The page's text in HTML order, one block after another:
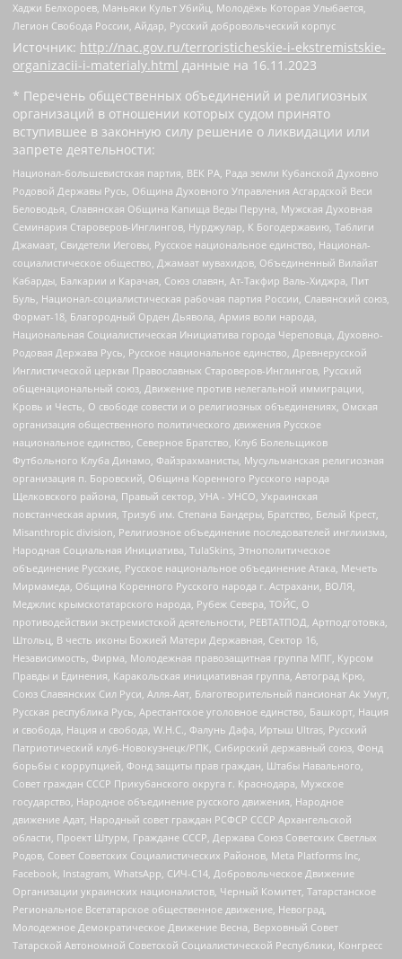
Хаджи Белхороев, Маньяки Культ Убийц, Молодёжь Которая Улыбается,
Легион Свобода России, Айдар, Русский добровольческий корпус
Источник: http://nac.gov.ru/terroristicheskie-i-ekstremistskie-
organizacii-i-materialy.html данные на 16.11.2023
* Перечень общественных объединений и религиозных
организаций в отношении которых судом принято
вступившее в законную силу решение о ликвидации или
запрете деятельности:
Национал-большевистская партия, ВЕК РА, Рада земли Кубанской Духовно
Родовой Державы Русь, Община Духовного Управления Асгардской Веси
Беловодья, Славянская Община Капища Веды Перуна, Мужская Духовная
Семинария Староверов-Инглингов, Нурджулар, К Богодержавию, Таблиги
Джамаат, Свидетели Иеговы, Русское национальное единство, Национал-
социалистическое общество, Джамаат мувахидов, Объединенный Вилайат
Кабарды, Балкарии и Карачая, Союз славян, Ат-Такфир Валь-Хиджра, Пит
Буль, Национал-социалистическая рабочая партия России, Славянский союз,
Формат-18, Благородный Орден Дьявола, Армия воли народа,
Национальная Социалистическая Инициатива города Череповца, Духовно-
Родовая Держава Русь, Русское национальное единство, Древнерусской
Инглистической церкви Православных Староверов-Инглингов, Русский
общенациональный союз, Движение против нелегальной иммиграции,
Кровь и Честь, О свободе совести и о религиозных объединениях, Омская
организация общественного политического движения Русское
национальное единство, Северное Братство, Клуб Болельщиков
Футбольного Клуба Динамо, Файзрахманисты, Мусульманская религиозная
организация п. Боровский, Община Коренного Русского народа
Щелковского района, Правый сектор, УНА - УНСО, Украинская
повстанческая армия, Тризуб им. Степана Бандеры, Братство, Белый Крест,
Misanthropic division, Религиозное объединение последователей инглиизма,
Народная Социальная Инициатива, TulaSkins, Этнополитическое
объединение Русские, Русское национальное объединение Атака, Мечеть
Мирмамеда, Община Коренного Русского народа г. Астрахани, ВОЛЯ,
Меджлис крымскотатарского народа, Рубеж Севера, ТОЙС, О
противодействии экстремистской деятельности, РЕВТАТПОД, Артподготовка,
Штольц, В честь иконы Божией Матери Державная, Сектор 16,
Независимость, Фирма, Молодежная правозащитная группа МПГ, Курсом
Правды и Единения, Каракольская инициативная группа, Автоград Крю,
Союз Славянских Сил Руси, Алля-Аят, Благотворительный пансионат Ак Умут,
Русская республика Русь, Арестантское уголовное единство, Башкорт, Нация
и свобода, Нация и свобода, W.H.С., Фалунь Дафа, Иртыш Ultras, Русский
Патриотический клуб-Новокузнецк/РПК, Сибирский державный союз, Фонд
борьбы с коррупцией, Фонд защиты прав граждан, Штабы Навального,
Совет граждан СССР Прикубанского округа г. Краснодара, Мужское
государство, Народное объединение русского движения, Народное
движение Адат, Народный совет граждан РСФСР СССР Архангельской
области, Проект Штурм, Граждане СССР, Держава Союз Советских Светлых
Родов, Совет Советских Социалистических Районов, Meta Platforms Inc,
Facebook, Instagram, WhatsApp, СИЧ-С14, Добровольческое Движение
Организации украинских националистов, Черный Комитет, Татарстанское
Региональное Всетатарское общественное движение, Невоград,
Молодежное Демократическое Движение Весна, Верховный Совет
Татарской Автономной Советской Социалистической Республики, Конгресс